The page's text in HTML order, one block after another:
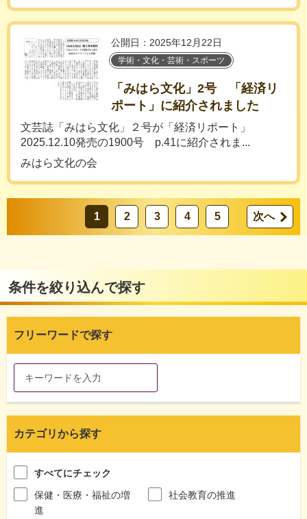
公開日：2025年12月22日
学術・文化・芸術・スポーツ
「みはら文化」2号 「経済リ
ポート」に紹介されました
文芸誌「みはら文化」２号が「経済リポート」
2025.12.10発売の1900号 p.41に紹介されま...
みはら文化の会
1 2 3 4 5 次へ
条件を絞り込んで探す
フリーワードで探す
カテゴリから探す
すべてにチェック
保健・医療・福祉の増
進
社会教育の推進